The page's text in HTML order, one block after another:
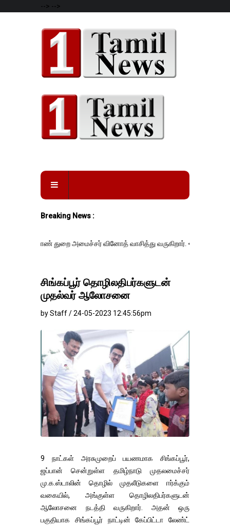
--> -->
Breaking News :
துறை அமைச்சர் வினோத் வாசித்து வருகிறார். �.
சிங்கப்பூர் தொழிலதிபர்களுடன்
முதல்வர் ஆலோசனை
by Staff / 24-05-2023 12:45:56pm
9 நாட்கள் அரசுமுறைப் பயணமாக சிங்கப்பூர்,
ஜப்பான் சென்றுள்ள தமிழ்நாடு முதலமைச்சர்
மு.க.ஸ்டாலின் தொழில் முதலீடுகளை ஈர்க்கும்
வகையில், அங்குள்ள தொழிலதிபர்களுடன்
ஆலோசனை நடத்தி வருகிறார். அதன் ஒரு
பகுதியாக சிங்கப்பூர் நாட்டின் கேப்பிட்டா லேண்ட்